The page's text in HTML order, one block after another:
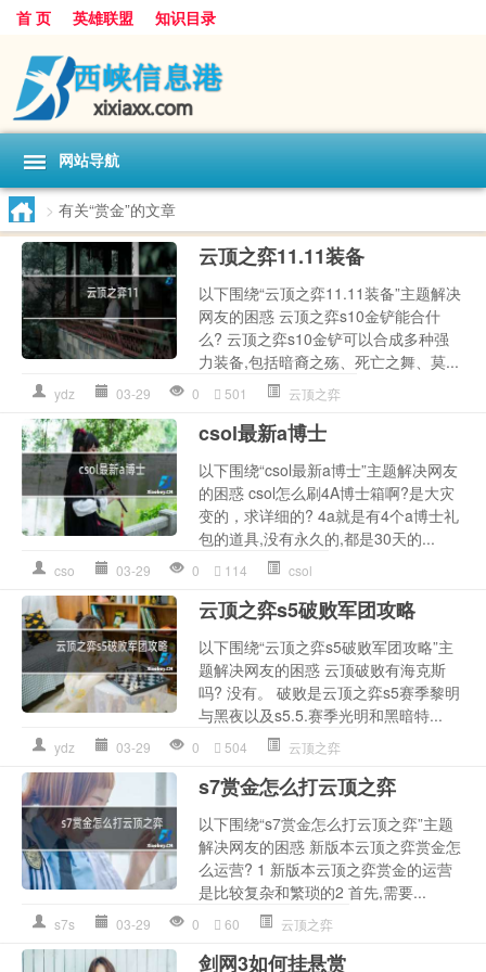
首 页 英雄联盟 知识目录
网站导航
> 有关“赏金”的文章
云顶之弈11.11装备
以下围绕“云顶之弈11.11装备”主题解决
网友的困惑 云顶之弈s10金铲能合什
么? 云顶之弈s10金铲可以合成多种强
力装备,包括暗裔之殇、死亡之舞、莫...
ydz 03-29 0 501 云顶之弈
csol最新a博士
以下围绕“csol最新a博士”主题解决网友
的困惑 csol怎么刷4A博士箱啊?是大灾
变的，求详细的? 4a就是有4个a博士礼
包的道具,没有永久的,都是30天的...
cso 03-29 0 114 csol
云顶之弈s5破败军团攻略
以下围绕“云顶之弈s5破败军团攻略”主
题解决网友的困惑 云顶破败有海克斯
吗? 没有。 破败是云顶之弈s5赛季黎明
与黑夜以及s5.5.赛季光明和黑暗特...
ydz 03-29 0 504 云顶之弈
s7赏金怎么打云顶之弈
以下围绕“s7赏金怎么打云顶之弈”主题
解决网友的困惑 新版本云顶之弈赏金怎
么运营? 1 新版本云顶之弈赏金的运营
是比较复杂和繁琐的2 首先,需要...
s7s 03-29 0 60 云顶之弈
剑网3如何挂悬赏